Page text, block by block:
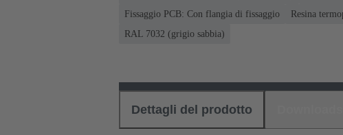
Fissaggio PCB: Con flangia di fissaggio
Resina
RAL 7032 (grigio sabbia)
Dettagli del prodotto